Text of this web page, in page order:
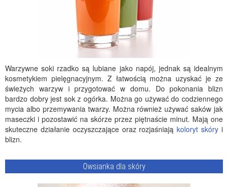
Warzywne soki rzadko są lubiane jako napój, jednak są idealnym
kosmetykiem pielęgnacyjnym. Z łatwością można uzyskać je ze
świeżych warzyw i przygotować w domu. Do pokonania blizn
bardzo dobry jest sok z ogórka. Można go używać do codziennego
mycia albo przemywania twarzy. Można również używać saków jak
maseczki i pozostawić na skórze przez piętnaście minut. Mają one
skuteczne działanie oczyszczające oraz rozjaśniająkoloryt skóry i
blizn.
Owsianka dla skóry